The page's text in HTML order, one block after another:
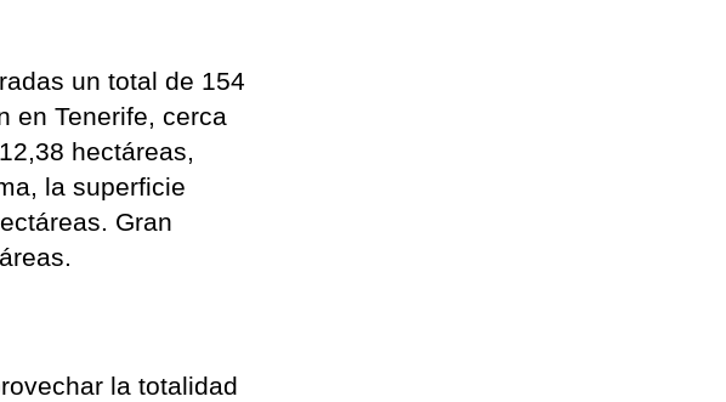
un total de 154
en Tenerife, cerca
hectáreas,
la superficie
Gran
la totalidad